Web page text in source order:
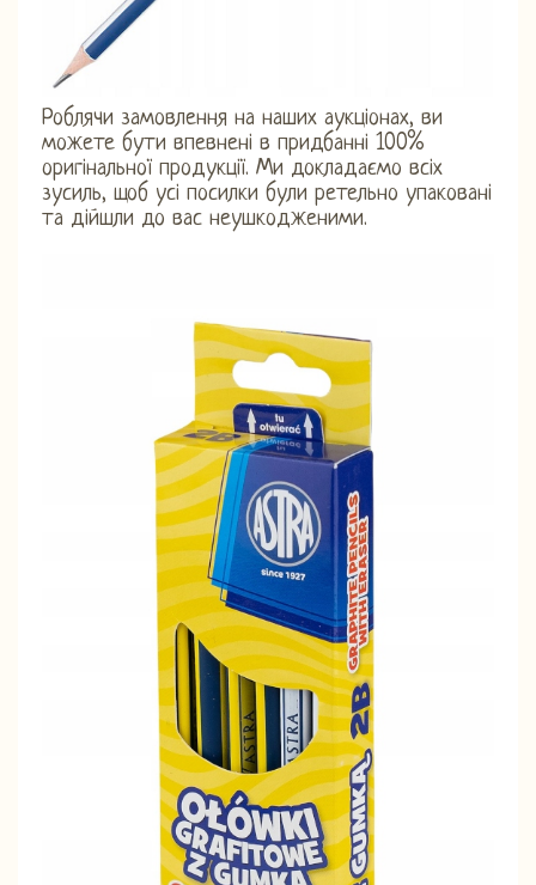
Роблячи замовлення на наших аукціонах, ви
можете бути впевнені в придбанні 100%
оригінальної продукції. Ми докладаємо всіх
зусиль, щоб усі посилки були ретельно упаковані
та дійшли до вас неушкодженими.